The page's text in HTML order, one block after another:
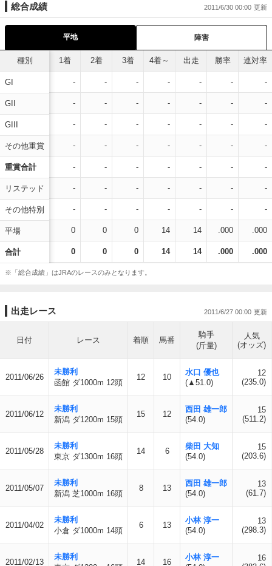
総合成績 2011/6/30 00:00
平地 障害
種別
GI
GII
GIII
その他重賞
重賞合計
リステッド
その他特別
平場
合計
1着 2着 3着 4着～ 出走 勝率 連対率
- - - - - - -
- - - - - - -
- - - - - - -
- - - - - - -
- - - - - - -
- - - - - - -
- - - - - - -
0 0 0 14 14 .000 .000
0 0 0 14 14 .000 .000
※「総合成績」はJRAのレースのみとなります。
出走レース 2011/6/27 00:00
日付 レース 着順 馬番
騎手
(斤量)
人気
(オッズ)
2011/06/26
未勝利
函館 ダ1000m 12頭
12 10
水口 優也
(▲51.0)
12
(235.0)
2011/06/12
未勝利
新潟 ダ1200m 15頭
15 12
西田 雄一郎
(54.0)
15
(511.2)
2011/05/28
未勝利
東京 ダ1300m 16頭
14 6
柴田 大知
(54.0)
15
(203.6)
2011/05/07
未勝利
新潟 芝1000m 16頭
8 13
西田 雄一郎
(54.0)
13
(61.7)
2011/04/02
未勝利
小倉 ダ1000m 14頭
6 13
小林 淳一
(54.0)
13
(298.3)
2011/02/13
未勝利
14 16
小林 淳一
16